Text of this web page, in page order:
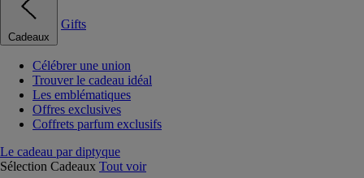
Cadeaux
Gifts
Célébrer une union
Trouver le cadeau idéal
Les emblématiques
Offres exclusives
Coffrets parfum exclusifs
Le cadeau par diptyque
Sélection Cadeaux Tout voir